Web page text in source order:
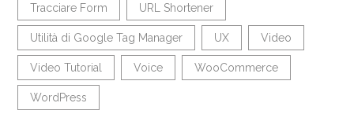
Tracciare Form URL Shortener
Utilità di Google Tag Manager UX Video
Video Tutorial Voice WooCommerce
WordPress